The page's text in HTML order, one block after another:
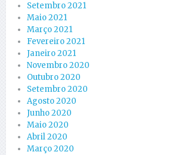
Setembro 2021
Maio 2021
Março 2021
Fevereiro 2021
Janeiro 2021
Novembro 2020
Outubro 2020
Setembro 2020
Agosto 2020
Junho 2020
Maio 2020
Abril 2020
Março 2020